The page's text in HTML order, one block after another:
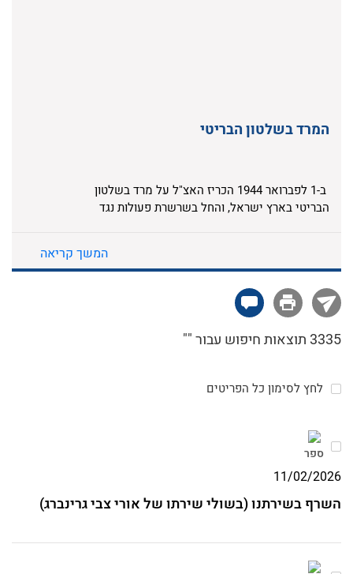
המרד בשלטון הבריטי
ב-1 לפברואר 1944 הכריז האצ"ל על מרד בשלטון
הבריטי בארץ ישראל, והחל בשרשרת פעולות נגד
ז'בוטינסקי. האצ"ל הוביל את המרד מתוך אמונתו
בחשיבות הכלי הצבאי במאבק לריבונות יהודית
בארץ ישראל. יחד עם זה האמינו לוחמי ומפקדי
האצ"ל בערכי החרות, השוויון ואהבת האדם, וניסו
ככל יכולתם לבטא ערכים אלו הן במלחמה באויב
והן בתחושת האחווה בין שורותיהם.
המשך קריאה
3335 תוצאות חיפוש עבור ""
לחץ לסימון כל הפריטים
ספר
11/02/2026
השרף בשירתנו (בשולי שירתו של אורי צבי גרינברג)